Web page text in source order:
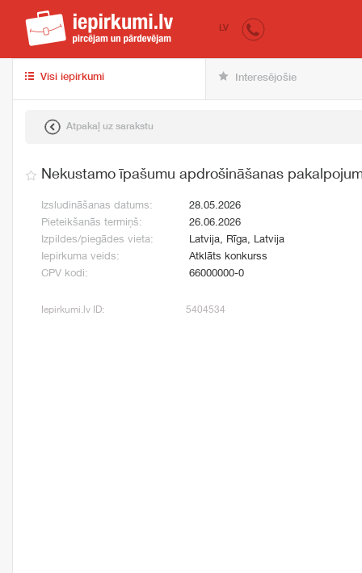
iepirkumi.lv
LV
Visi iepirkumi Interesējošie
Atpakaļ uz sarakstu
Nekustamo īpašumu apdrošināšanas
Izsludināšanas datums:
28.05.2026
Pieteikšanās termiņš:
26.06.2026
Izpildes/piegādes vieta:
Latvija, Rīga, Latvija
Iepirkuma veids:
Atklāts konkurss
CPV kodi:
66000000-0
Iepirkumi.lv ID: 5404534